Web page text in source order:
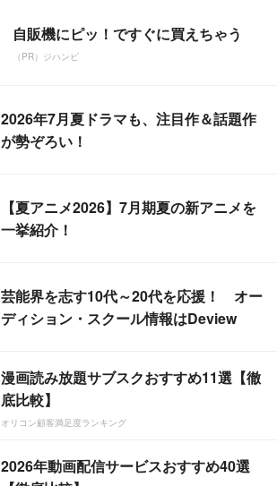
自販機にピッ！ですぐに買えちゃう
（PR）ジハンピ
2026年7月夏ドラマも、注目作＆話題作
が勢ぞろい！
【夏アニメ2026】7月期夏の新アニメを
一挙紹介！
芸能界を志す10代～20代を応援！ オー
ディション・スクール情報はDeview
漫画読み放題サブスクおすすめ11選【徹
底比較】
オリコン顧客満足度ランキング
2026年動画配信サービスおすすめ40選